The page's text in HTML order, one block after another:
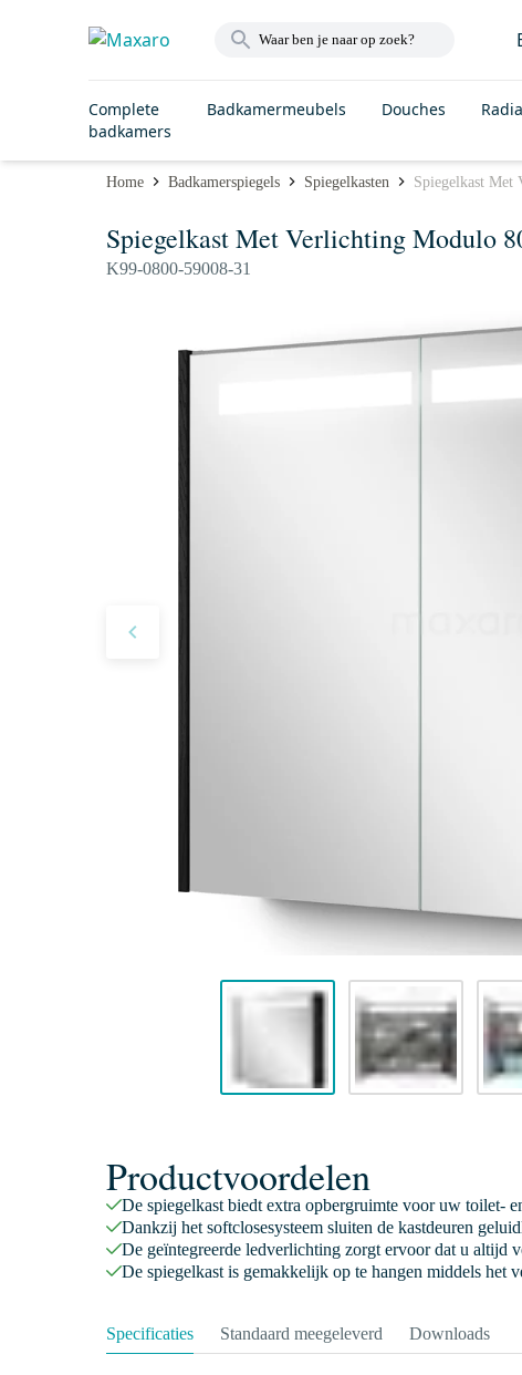
Complete
badkamers
Badkamermeubels Douches
Home Badkamerspiegels Spiegelkasten Spiegelkast
Spiegelkast Met Verlichting Modulo
K99-0800-59008-31
Productvoordelen
De spiegelkast biedt extra opbergruimte voor uw toilet-
Dankzij het softclosesysteem sluiten de kastdeuren
De geïntegreerde ledverlichting zorgt ervoor dat u altijd
De spiegelkast is gemakkelijk op te hangen middels het
Specificaties Standaard meegeleverd Downloads